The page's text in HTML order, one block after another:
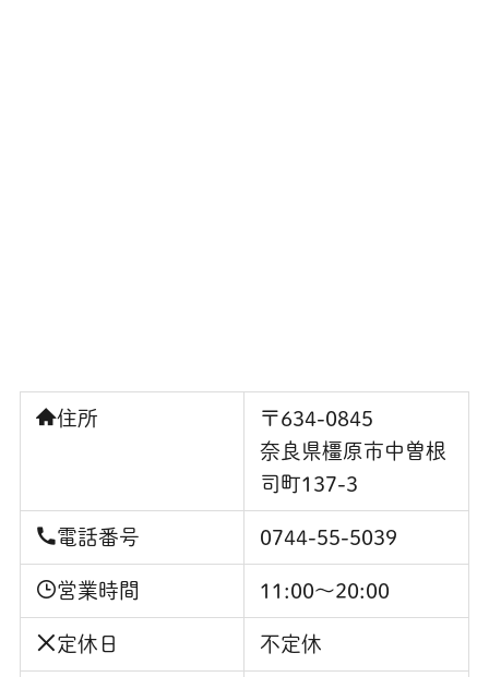
住所
〒634-0845
奈良県橿原市中曽根
司町137-3
電話番号 0744-55-5039
営業時間 11:00〜20:00
定休日 不定休